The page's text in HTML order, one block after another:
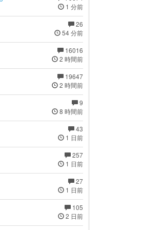
1 分前
26
54 分前
16016
2 時間前
19647
2 時間前
9
8 時間前
43
1 日前
257
1 日前
27
1 日前
105
2 日前